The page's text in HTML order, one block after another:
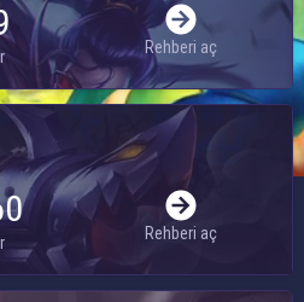
Rehberi aç
Rehberi aç